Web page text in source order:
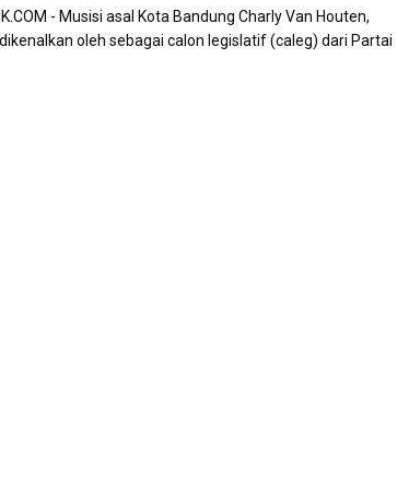
- Musisi asal Kota Bandung Charly Van Houten,
oleh sebagai calon legislatif (caleg) dari Partai